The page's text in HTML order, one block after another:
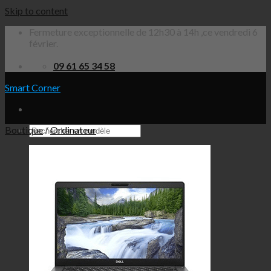
Skip to content
09 61 65 34 58
Smart Corner
iPhone 13 Pro
iPhone 13 Mini
iPhone 13
iPhone 12 Pro Max
iPhone 12 Pro
iPhone 12 Mini
iPhone 12
Boutique /Ordinateur